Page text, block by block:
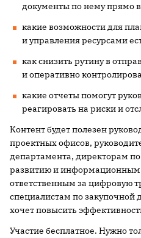
документы по нему прямо
какие возможности для
и управления ресурсами
как снизить рутину в
и оперативно
какие отчеты помогут
реагировать на риски и
Контент будет полезен
проектных офисов,
департамента, директорам
развитию и информационным
ответственным за цифровую
специалистам по закупочной
хочет повысить
Участие бесплатное. Нужно